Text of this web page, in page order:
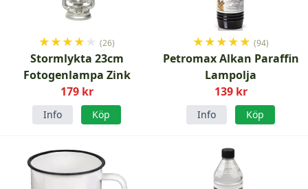
★★★★ ★ (26)
Stormlykta 23cm
Fotogenlampa Zink
179 kr
Info Köp
★★★★★ (94)
Petromax Alkan Paraffin
Lampolja
139 kr
Info Köp